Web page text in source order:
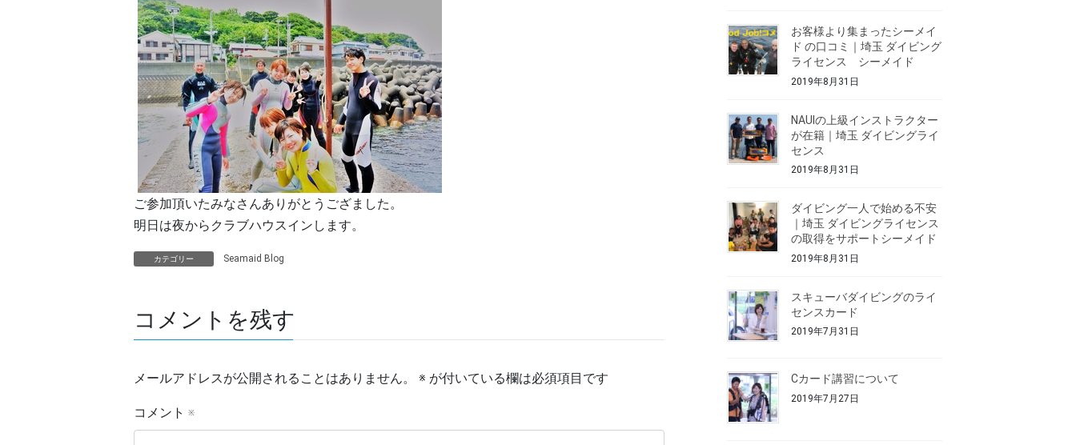
ご参加頂いたみなさんありがとうござました。
明日は夜からクラブハウスインします。
カテゴリー Seamaid Blog
コメントを残す
メールアドレスが公開されることはありません。 ※ が付いている欄は必須項目です
コメント ※
お客様より集まったシーメイ
ド の口コミ｜埼玉 ダイビング
ライセンス シーメイド
2019年8月31日
NAUIの上級インストラクター
が在籍｜埼玉 ダイビングライ
センス
2019年8月31日
ダイビング一人で始める不安
｜埼玉 ダイビングライセンス
の取得をサポートシーメイド
2019年8月31日
スキューバダイビングのライ
センスカード
2019年7月31日
Cカード講習について
2019年7月27日